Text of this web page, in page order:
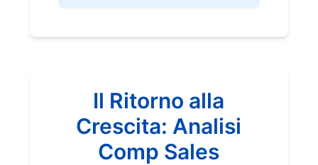
Il Ritorno alla
Crescita: Analisi
Comp Sales